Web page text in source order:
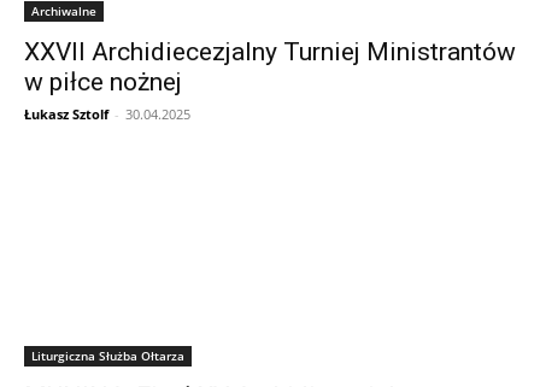
Archiwalne
XXVII Archidiecezjalny Turniej Ministrantów
w piłce nożnej
Łukasz Sztolf - 30.04.2025
Liturgiczna Służba Ołtarza